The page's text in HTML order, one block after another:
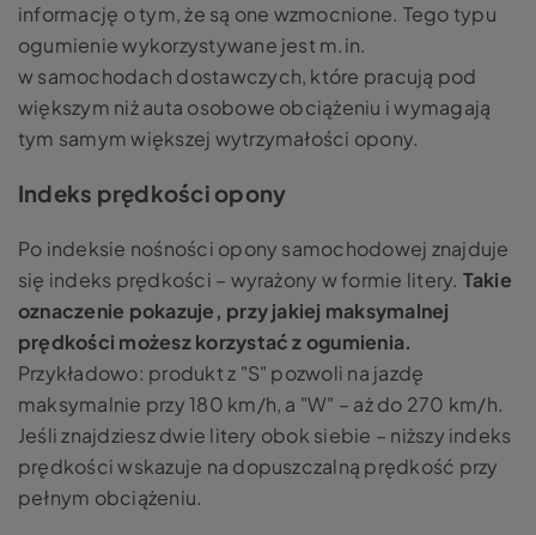
informację o tym, że są one wzmocnione. Tego typu
ogumienie wykorzystywane jest m.in.
w samochodach dostawczych, które pracują pod
większym niż auta osobowe obciążeniu i wymagają
tym samym większej wytrzymałości opony.
Indeks prędkości opony
Po indeksie nośności opony samochodowej znajduje
się indeks prędkości – wyrażony w formie litery. Takie
oznaczenie pokazuje, przy jakiej maksymalnej
prędkości możesz korzystać z ogumienia.
Przykładowo: produkt z "S" pozwoli na jazdę
maksymalnie przy 180 km/h, a "W" – aż do 270 km/h.
Jeśli znajdziesz dwie litery obok siebie – niższy indeks
prędkości wskazuje na dopuszczalną prędkość przy
pełnym obciążeniu.